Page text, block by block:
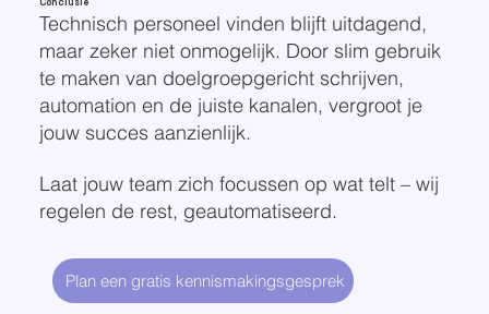
Conclusie
Technisch personeel vinden blijft uitdagend,
maar zeker niet onmogelijk. Door slim gebruik
te maken van doelgroepgericht schrijven,
automation en de juiste kanalen, vergroot je
jouw succes aanzienlijk.
Laat jouw team zich focussen op wat telt – wij
regelen de rest, geautomatiseerd.
Plan een gratis kennismakingsgesprek